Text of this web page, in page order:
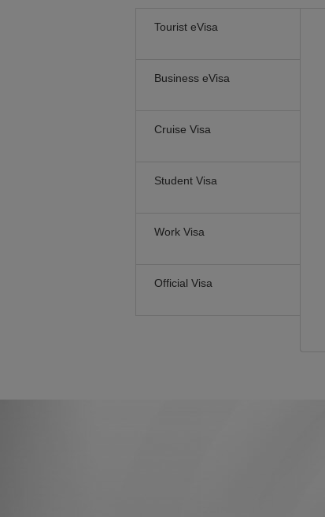
Tourist eVisa
Business eVisa
Cruise Visa
Student Visa
Work Visa
Official Visa